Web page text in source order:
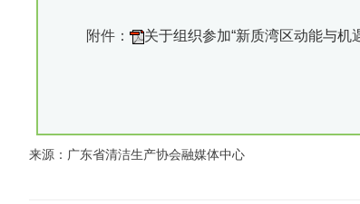
附件： 关于组织参加“新质湾区动能与机
来源：广东省清洁生产协会融媒体中心